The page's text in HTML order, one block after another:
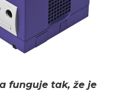
funguje tak, že je